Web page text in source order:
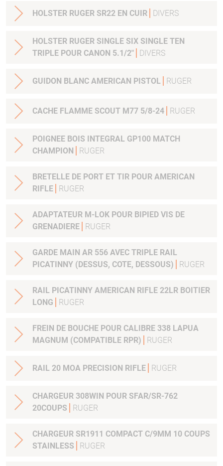
HOLSTER RUGER SR22 EN CUIR DIVERS
HOLSTER RUGER SINGLE SIX SINGLE TEN
TRIPLE POUR CANON 5.1/2"
DIVERS
GUIDON BLANC AMERICAN PISTOL RUGER
CACHE FLAMME SCOUT M77 5/8-24 RUGER
POIGNEE BOIS INTEGRAL GP100 MATCH
CHAMPION
RUGER
BRETELLE DE PORT ET TIR POUR AMERICAN
RIFLE
RUGER
ADAPTATEUR M-LOK POUR BIPIED VIS DE
GRENADIERE
RUGER
GARDE MAIN AR 556 AVEC TRIPLE RAIL
PICATINNY (DESSUS, COTE, DESSOUS)
RUGER
RAIL PICATINNY AMERICAN RIFLE 22LR BOITIER
LONG
RUGER
FREIN DE BOUCHE POUR CALIBRE 338 LAPUA
MAGNUM (COMPATIBLE RPR)
RUGER
RAIL 20 MOA PRECISION RIFLE RUGER
CHARGEUR 308WIN POUR SFAR/SR-762
20COUPS
RUGER
CHARGEUR SR1911 COMPACT C/9MM 10 COUPS
STAINLESS
RUGER